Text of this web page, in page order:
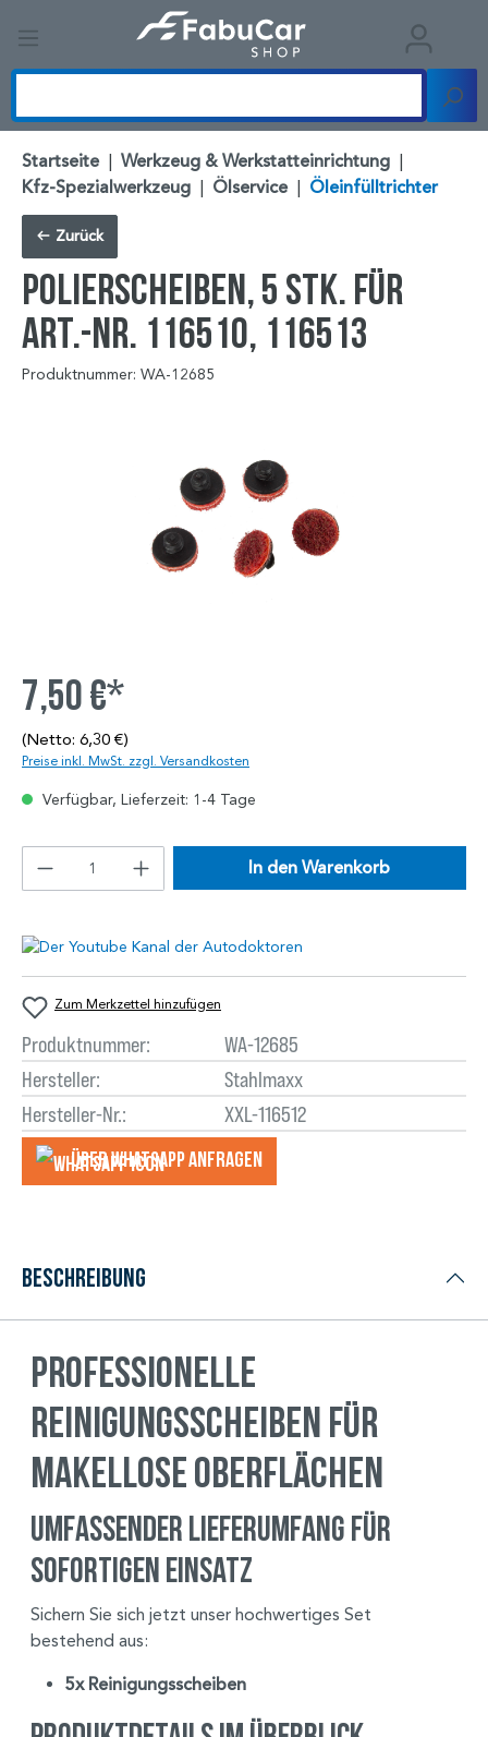
Startseite | Werkzeug & Werkstatteinrichtung |
Kfz-Spezialwerkzeug | Ölservice | Öleinfülltrichter
Zurück
Polierscheiben, 5 Stk. für
Art.-Nr. 116510, 116513
Produktnummer: WA-12685
7,50 €*
(Netto: 6,30 €)
Preise inkl. MwSt. zzgl. Versandkosten
Verfügbar, Lieferzeit: 1-4 Tage
In den Warenkorb
Zum Merkzettel hinzufügen
Produktnummer:
WA-12685
Hersteller:
Stahlmaxx
Hersteller-Nr.:
XXL-116512
Über WhatsApp anfragеn
Beschreibung
Professionelle
Reinigungsscheiben für
makellose Oberflächen
Umfassender Lieferumfang für
sofortigen Einsatz
Sichern Sie sich jetzt unser hochwertiges Set
bestehend aus:
5x Reinigungsscheiben